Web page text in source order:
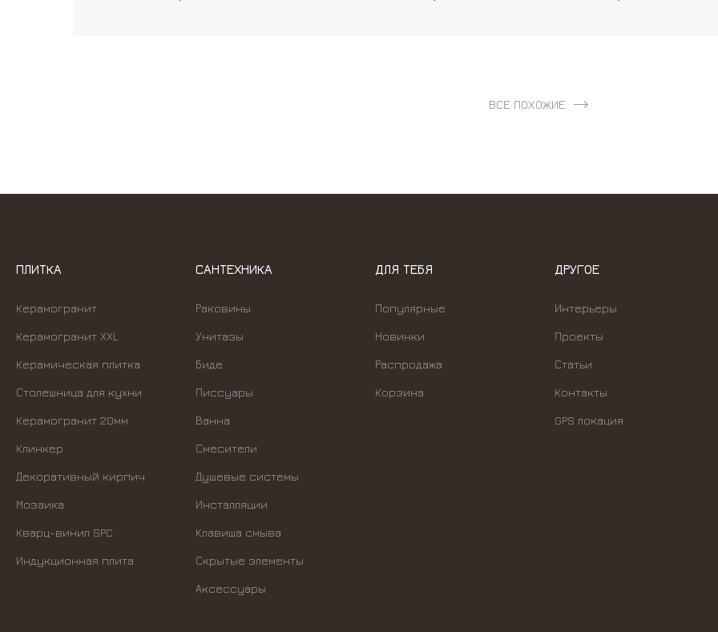
ВСЕ ПОХОЖИЕ
ПЛИТКА
Керамогранит
Керамогранит XXL
Керамическая плитка
Столешница для кухни
Керамогранит 20мм
Клинкер
Декоративный кирпич
Мозаика
Кварц-винил SPC
Индукционная плита
САНТЕХНИКА
Раковины
Унитазы
Биде
Писсуары
Ванна
Смесители
Душевые системы
Инсталляции
Kлавиша смыва
Скрытые элементы
Аксессуары
ДЛЯ ТЕБЯ
Популярные
Новинки
Распродажа
Корзина
ДРУГОЕ
Интерьеры
Проекты
Статьи
Контакты
GPS локация